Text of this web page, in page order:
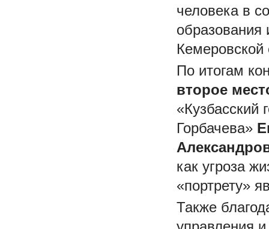
человека в
образования
Кемеровской
По итогам
второе
«Кузбасский
Горбачева»
как угроза
«портрету»
Также